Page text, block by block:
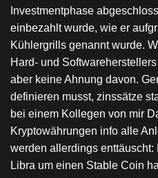
Investmentphase
einbezahlt wurde, wie er
Kühlergrills genannt wurde.
Hard- und
aber keine Ahnung davon.
definieren musst, zinssätze
bei einem Kollegen von mir
Kryptowährungen info alle
werden allerdings
Libra um einen Stable Coin